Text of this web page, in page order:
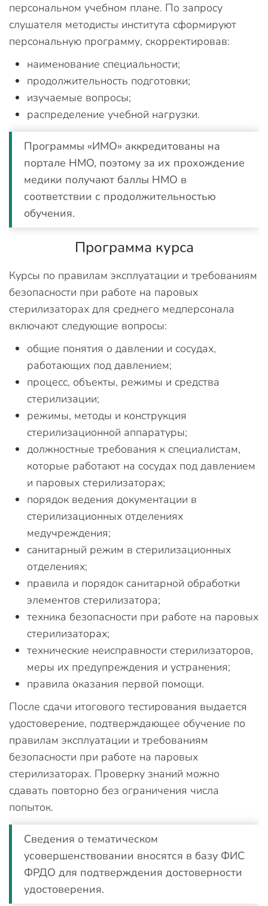
персональном учебном плане. По запросу
слушателя методисты института сформируют
персональную программу, скорректировав:
наименование специальности;
продолжительность подготовки;
изучаемые вопросы;
распределение учебной нагрузки.
Программы «ИМО» аккредитованы на
портале НМО, поэтому за их прохождение
медики получают баллы НМО в
соответствии с продолжительностью
обучения.
Программа курса
Курсы по правилам эксплуатации и требованиям
безопасности при работе на паровых
стерилизаторах для среднего медперсонала
включают следующие вопросы:
общие понятия о давлении и сосудах,
работающих под давлением;
процесс, объекты, режимы и средства
стерилизации;
режимы, методы и конструкция
стерилизационной аппаратуры;
должностные требования к специалистам,
которые работают на сосудах под давлением
и паровых стерилизаторах;
порядок ведения документации в
стерилизационных отделениях
медучреждения;
санитарный режим в стерилизационных
отделениях;
правила и порядок санитарной обработки
элементов стерилизатора;
техника безопасности при работе на паровых
стерилизаторах;
технические неисправности стерилизаторов,
меры их предупреждения и устранения;
правила оказания первой помощи.
После сдачи итогового тестирования выдается
удостоверение, подтверждающее обучение по
правилам эксплуатации и требованиям
безопасности при работе на паровых
стерилизаторах. Проверку знаний можно
сдавать повторно без ограничения числа
попыток.
Сведения о тематическом
усовершенствовании вносятся в базу ФИС
ФРДО для подтверждения достоверности
удостоверения.